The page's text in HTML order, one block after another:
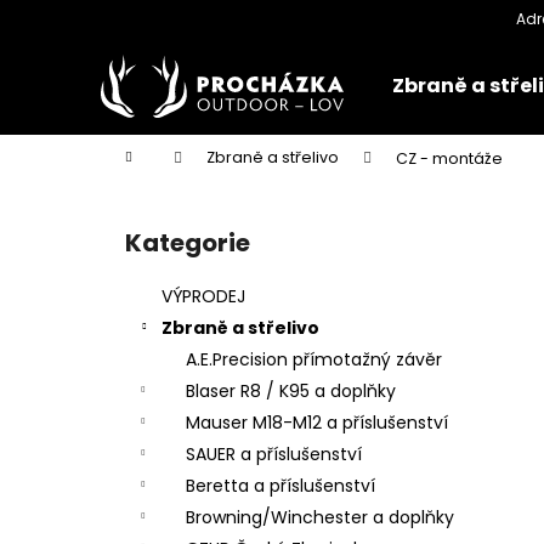
Zbraně a
Domů Zbraně a střelivo CZ - montáže
Přeskočit
kategorie
Kategorie
VÝPRODEJ
Zbraně a střelivo
A.E.Precision přímotažný závěr
Blaser R8 / K95 a doplňky
Mauser M18-M12 a příslušenství
SAUER a příslušenství
Beretta a příslušenství
Browning/Winchester a doplňky
k
Zpět
obchodu
Zpět
obchodu